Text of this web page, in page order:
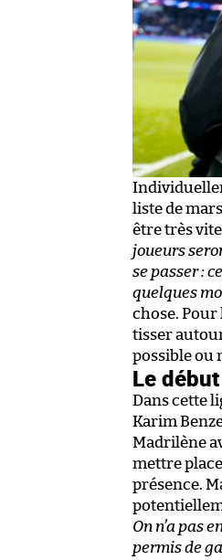
liste de
être très
joueurs
se passer :
quelques
chose. Pour
tisser
possible ou
Le
Dans cette
Karim
Madrilène
mettre
présence.
On n’a pas
permis de